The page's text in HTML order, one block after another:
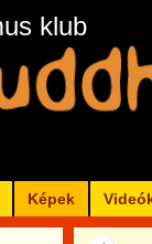
klub
Képek